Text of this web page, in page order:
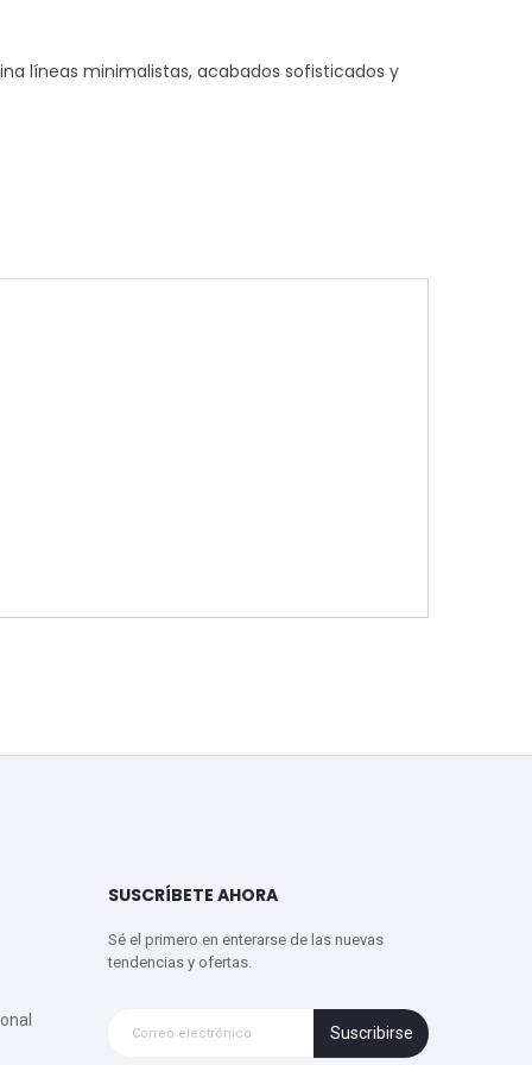
líneas minimalistas, acabados sofisticados y
SUSCRÍBETE AHORA
Sé el primero en enterarse de las nuevas
tendencias y ofertas.
Suscribirse